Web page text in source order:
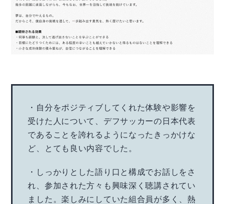
・自分をポジティブしてくれた体験や影響を
受けた人について、デフサッカーの日本代表
であることを誇れるようになったきっかけな
ど、とても良い内容でした。
・しっかりとした語り口と構成でお話しをさ
れ、参加された方々も興味深く聴講されてい
ました。楽しみにしていた組合員が多く、熱